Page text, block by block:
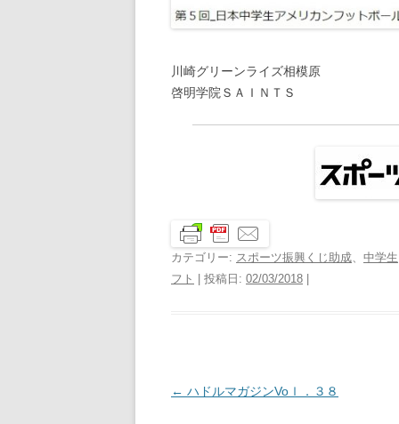
川崎グリーンライズ相模原
啓明学院ＳＡＩＮＴＳ
カテゴリー: スポーツ振興くじ助成、 中学生
フト
| 投稿日: 02/03/2018
投
← ハドルマガジンVoｌ．３８